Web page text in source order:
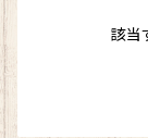
該当